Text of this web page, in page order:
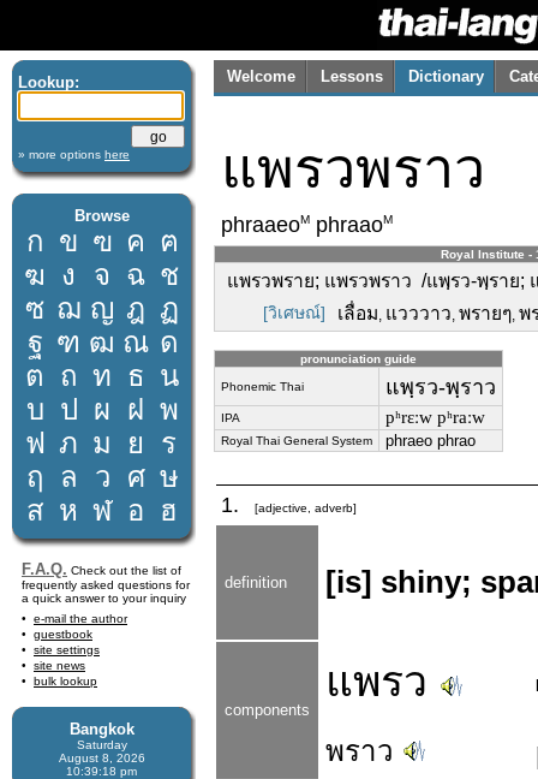
Lookup:
» more options here
Browse
ก ข ฃ ค ฅ
ฆ ง จ ฉ ช
ซ ฌ ญ ฎ ฏ
ฐ ฑ ฒ ณ ด
ต ถ ท ธ น
บ ป ผ ฝ พ
ฟ ภ ม ย
ร
ฤ
ล ว ศ ษ
ส ห ฬ อ ฮ
F.A.Q. Check out the list of
frequently asked questions for
a quick answer to your inquiry
e-mail the author
guestbook
site settings
site news
bulk lookup
Bangkok
Saturday
August 8, 2026
10:39:18 pm
Welcome Lessons Dictionary
แพรวพราว
phraaeoM phraaoM
Royal Institute -
แพรวพราย; แพรวพราว /แพฺรว-พฺราย;
[วิเศษณ์] เลื่อม, แวววาว, พรายๆ, พ
pronunciation guide
Phonemic Thai แพฺรว-พฺราว
IPA pʰrɛːw pʰraːw
Royal Thai General System phraeo phrao
1. [adjective, adverb]
definition [is] shiny;
components
แพรว
พราว